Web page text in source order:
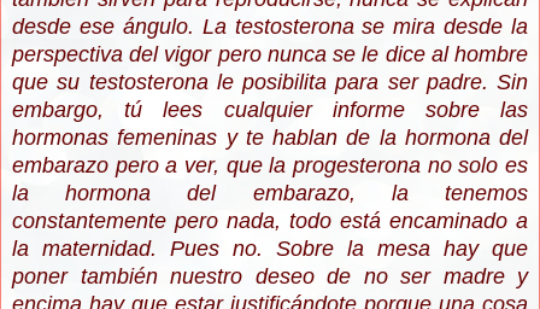
desde ese ángulo. La testosterona se mira desde la
perspectiva del vigor pero nunca se le dice al hombre
que su testosterona le posibilita para ser padre. Sin
embargo, tú lees cualquier informe sobre las
hormonas femeninas y te hablan de la hormona del
embarazo pero a ver, que la progesterona no solo es
la hormona del embarazo, la tenemos
constantemente pero nada, todo está encaminado a
la maternidad. Pues no. Sobre la mesa hay que
poner también nuestro deseo de no ser madre y